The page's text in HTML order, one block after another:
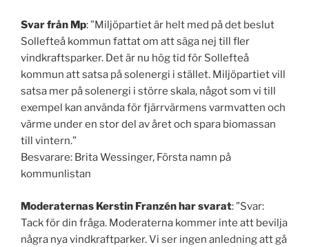
Svar från Mp: ”Miljöpartiet är helt med på det beslut
Sollefteå kommun fattat om att säga nej till fler
vindkraftsparker. Det är nu hög tid för Sollefteå
kommun att satsa på solenergi i stället. Miljöpartiet vill
satsa mer på solenergi i större skala, något som vi till
exempel kan använda för fjärrvärmens varmvatten och
värme under en stor del av året och spara biomassan
till vintern.”
Besvarare: Brita Wessinger, Första namn på
kommunlistan
Moderaternas Kerstin Franzén har svarat: ”Svar:
Tack för din fråga. Moderaterna kommer inte att bevilja
några nya vindkraftparker. Vi ser ingen anledning att gå